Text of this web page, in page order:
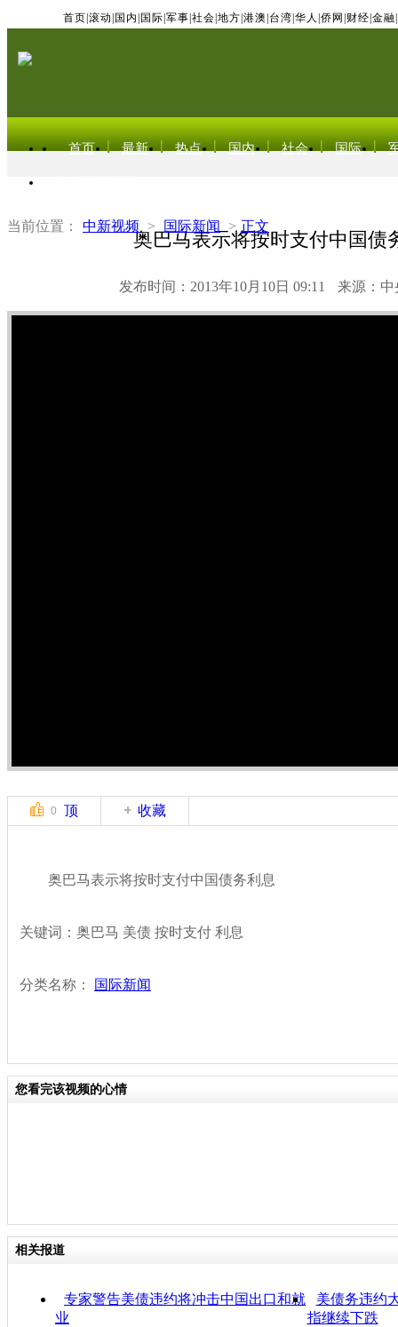
首页 滚动 国内 国际 军事 社会 地方 港澳 台湾 华人 侨网 财经 金融
首页 最新 热点 国内 社会 国际
当前位置： 中新视频 > 国际新闻 > 正文
奥巴马表示将按时支付中国债
发布时间：2013年10月10日 09:11 来源：中
0 顶 收藏
奥巴马表示将按时支付中国债务利息
关键词：奥巴马 美债 按时支付 利息
分类名称： 国际新闻
您看完该视频的心情
相关报道
专家警告美债违约将冲击中国出口和就
业
美债务违约
指继续下跌